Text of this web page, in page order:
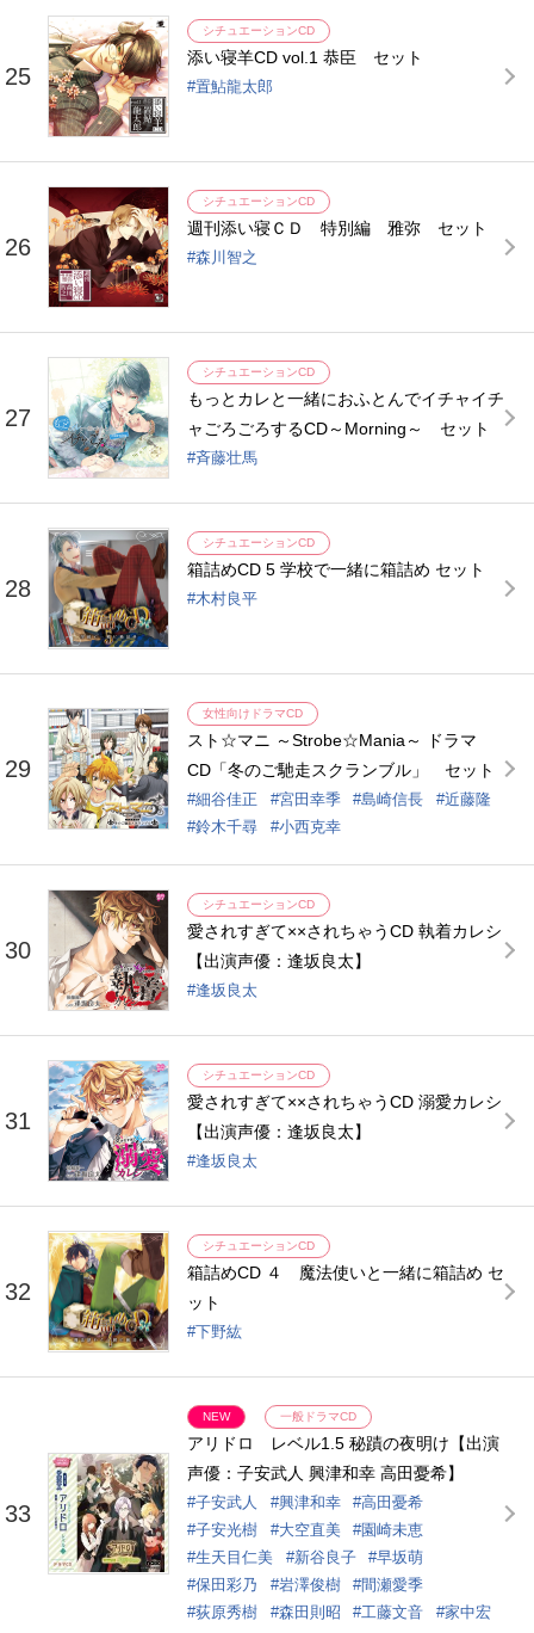
25
シチュエーションCD
添い寝羊CD vol.1 恭臣 セット
置鮎龍太郎
26
シチュエーションCD
週刊添い寝ＣＤ 特別編 雅弥 セット
森川智之
27
シチュエーションCD
もっとカレと一緒におふとんでイチャイチ
ャごろごろするCD～Morning～ セット
斉藤壮馬
28
シチュエーションCD
箱詰めCD 5 学校で一緒に箱詰め セット
木村良平
29
女性向けドラマCD
スト☆マニ ～Strobe☆Mania～ ドラマ
CD「冬のご馳走スクランブル」 セット
細谷佳正 宮田幸季 島崎信長
近藤隆
鈴木千尋
小西克幸
30
シチュエーションCD
愛されすぎて××されちゃうCD 執着カレシ
【出演声優：逢坂良太】
逢坂良太
31
シチュエーションCD
愛されすぎて××されちゃうCD 溺愛カレシ
【出演声優：逢坂良太】
逢坂良太
32
シチュエーションCD
箱詰めCD ４ 魔法使いと一緒に箱詰め セ
ット
下野紘
33
NEW 一般ドラマCD
アリドロ レベル1.5 秘蹟の夜明け【出演
声優：子安武人 興津和幸 高田憂希】
子安武人 興津和幸
高田憂希
子安光樹
大空直美
園崎未恵
生天目仁美
新谷良子
早坂萌
保田彩乃
岩澤俊樹
間瀬愛季
荻原秀樹
森田則昭 工藤文音 家中宏